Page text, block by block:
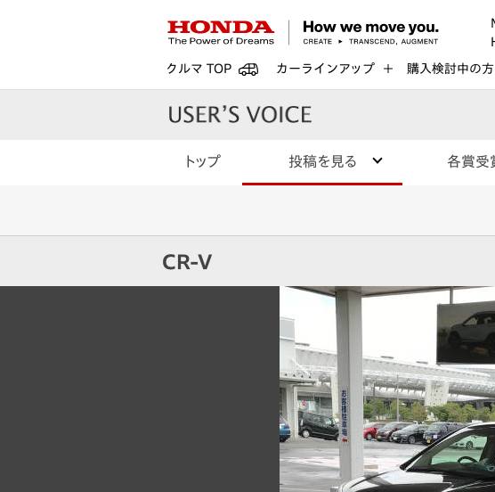
クルマ TOP カーラインアップ 購入検討中の
トップ 投稿を見る 各賞受
CR-V